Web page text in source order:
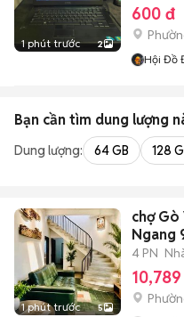
1 phút trước 2
600 đ
Hội Đồ
Bạn cần tìm dung lượng
Dung lượng: 64 GB 128
1 phút trước 5
chợ Gò
Ngang
4 PN